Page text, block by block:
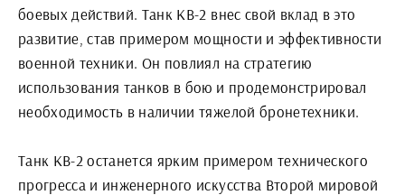
боевых действий. Танк КВ-2 внес свой вклад в это
развитие, став примером мощности и эффективности
военной техники. Он повлиял на стратегию
использования танков в бою и продемонстрировал
необходимость в наличии тяжелой бронетехники.
Танк КВ-2 останется ярким примером технического
прогресса и инженерного искусства Второй мировой